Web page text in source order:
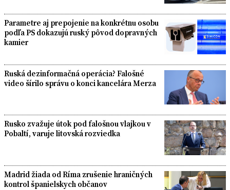
Parametre aj prepojenie na konkrétnu osobu
podľa PS dokazujú ruský pôvod dopravných
kamier
Ruská dezinformačná operácia? Falošné
video šírilo správu o konci kancelára Merza
Rusko zvažuje útok pod falošnou vlajkou v
Pobaltí, varuje litovská rozviedka
Madrid žiada od Ríma zrušenie hraničných
kontrol španielskych občanov